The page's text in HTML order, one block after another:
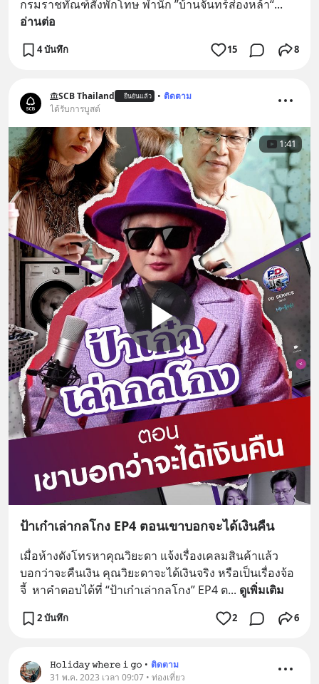
กรมราชทัณฑ์สั่งพักโทษ พำนัก ”บ้านจันทร์ส่องหล้า“
อ่านต่อ
4 บันทึก 15 8
SCB Thailand ยืนยันแล้ว • ติดตาม
ได้รับการบูสต์
1:41
ป้าเก๋าเล่ากลโกง EP4 ตอนเขาบอกจะได้เงินคืน
เมื่อห้างดังโทรหาคุณวิยะดา แจ้งเรื่องเคลมสินค้าแล้ว
บอกว่าจะคืนเงิน คุณวิยะดาจะได้เงินจริง หรือเป็นเรื่องจ้อ
จี้  หาคำตอบได้ที่ “ป้าเก๋าเล่ากลโกง” EP4 ต... ดูเพิ่มเติม
2 บันทึก 2 6
𝙷𝚘𝚕𝚒𝚍𝚊𝚢 𝚠𝚑𝚎𝚛𝚎 𝚒 𝚐𝚘 • ติดตาม
31 พ.ค. 2023 เวลา 09:07 • ท่องเที่ยว